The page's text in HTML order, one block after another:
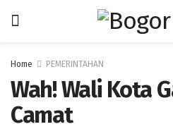
Home PEMERINTAHAN
Wah! Wali Kota
Camat